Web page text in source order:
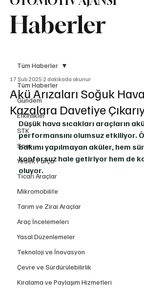
Haberler
Tüm Haberler
Gündem
Etkinlikler
STK
Spor
Yedek Parça
Ticari Araçlar
Mikromobilite
Tarım ve Zirai Araçlar
Araç İncelemeleri
Yasal Düzenlemeler
Teknoloji ve İnovasyon
Çevre ve Sürdürülebilirlik
Kiralama ve Paylaşım Hizmetleri
Tüm Haberler
Akü Arızaları Soğuk
Kazalara Davetiye
17 Şub 2025 2 dakikada okunur
Düşük hava sıcakları araçların
performansını olumsuz etkiliyor.
bakımı yapılmayan aküler, hem
konforsuz hale getiriyor hem de
oluyor.